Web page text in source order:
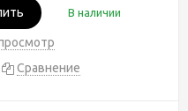
В наличии
Сравнение